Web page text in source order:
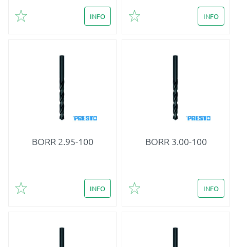
Lägg till i favoriter
INFO
Lägg till i favoriter
INFO
BORR 2.95-100
Lägg till i favoriter
INFO
BORR 3.00-100
Lägg till i favoriter
INFO